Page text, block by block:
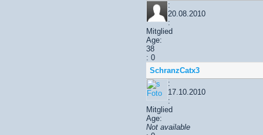
:
20.08.2010
:
Mitglied
Age:
38
: 0
SchranzCatx3
:
17.10.2010
:
Mitglied
Age:
Not available